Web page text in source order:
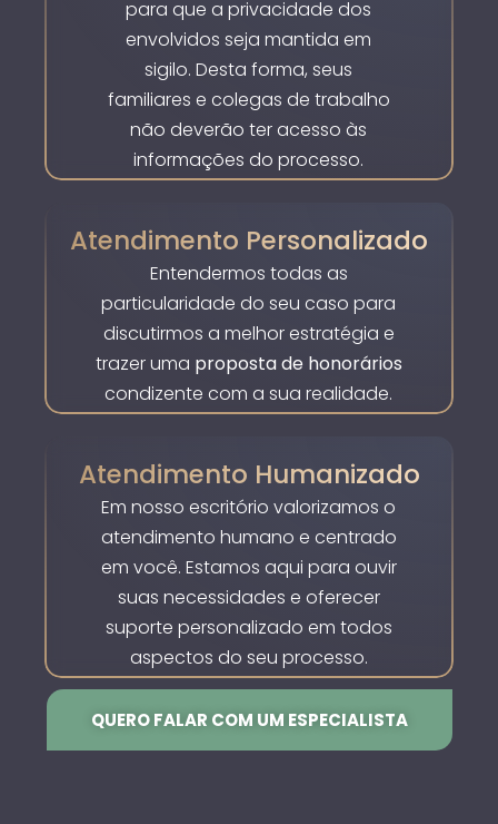
para que a privacidade dos
envolvidos seja mantida em
sigilo. Desta forma, seus
familiares e colegas de trabalho
não deverão ter acesso às
informações do processo.
Atendimento Personalizado
Entendermos todas as
particularidade do seu caso para
discutirmos a melhor estratégia e
trazer uma proposta de honorários
condizente com a sua realidade.
Atendimento Humanizado
Em nosso escritório valorizamos o
atendimento humano e centrado
em você. Estamos aqui para ouvir
suas necessidades e oferecer
suporte personalizado em todos
aspectos do seu processo.
QUERO FALAR COM UM ESPECIALISTA